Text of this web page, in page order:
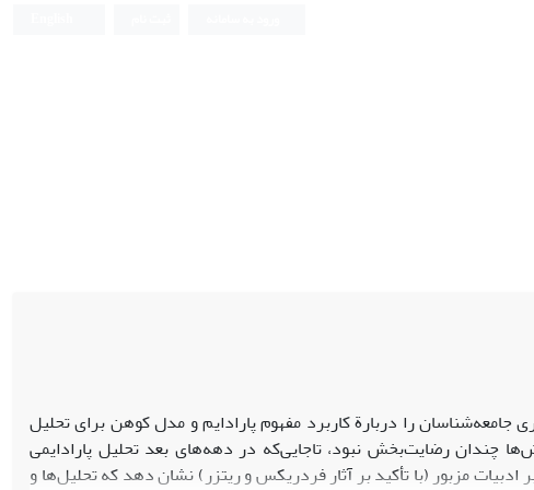
جامعه‌شناسان را دربارة کاربرد مفهوم پارادایم و مدل کوهن برای تحلیل
چندان رضایت‌بخش نبود، تاجایی‌که در دهه‌های بعد تحلیل پارادایمی
مزبور (با تأکید بر آثار فردریکس و ریتزر) نشان دهد که تحلیل‌ها و